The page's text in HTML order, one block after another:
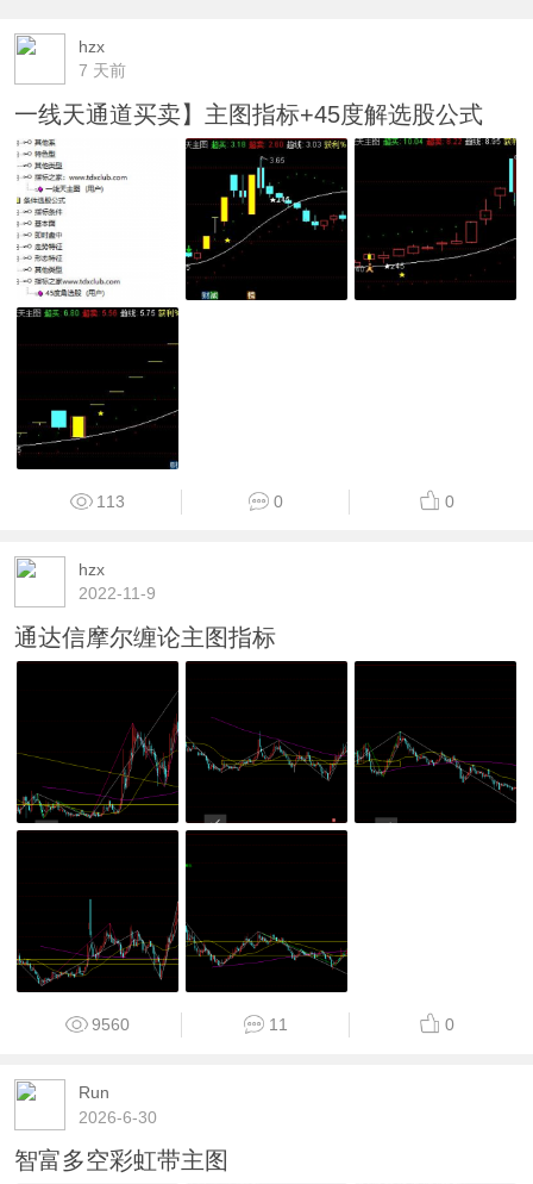
hzx
7 天前
一线天通道买卖】主图指标+45度解选股公式
113 0 0
hzx
2022-11-9
通达信摩尔缠论主图指标
9560 11 0
Run
2026-6-30
智富多空彩虹带主图